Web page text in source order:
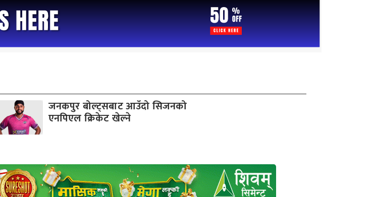
जनकपुर बोल्ट्सबाट आउँदो सिजनको
एनपिएल क्रिकेट खेल्ने